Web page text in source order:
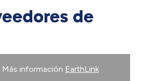
de
Más información EarthLink